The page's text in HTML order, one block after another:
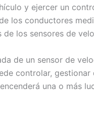
y ejercer un
los conductores
los sensores de
de un sensor de
controlar,
una o más